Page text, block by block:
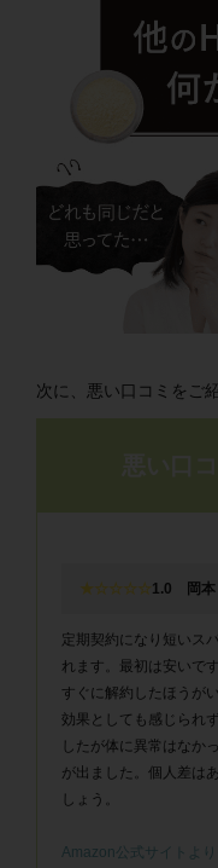
次に、悪い口コミをご
★☆☆☆☆1.0 岡本
定期契約になり短いス
れます。最初は安いで
すぐに解約したほうが
効果としても感じられ
したが体に異常はなか
が出ました。個人差は
しょう。
Amazon公式サイトより